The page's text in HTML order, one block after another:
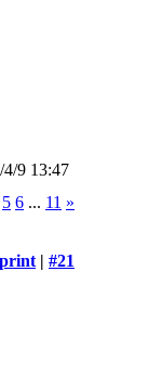
9 13:47
5 6 ... 11 »
print | #21